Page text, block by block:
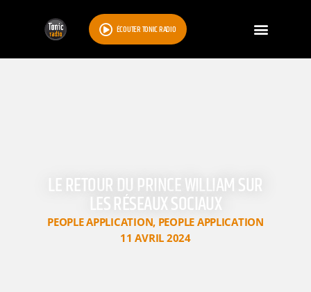
ÉCOUTER TONIC RADIO
LE RETOUR DU PRINCE WILLIAM SUR
LES RÉSEAUX SOCIAUX
PEOPLE APPLICATION, PEOPLE APPLICATION
11 AVRIL 2024